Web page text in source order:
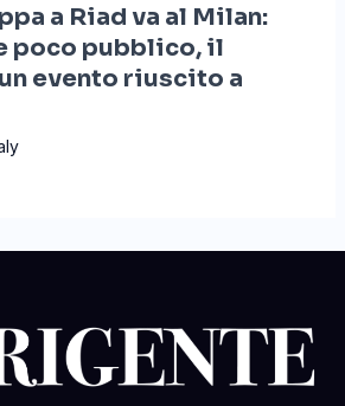
a Riad va al Milan:
poco pubblico, il
evento riuscito a